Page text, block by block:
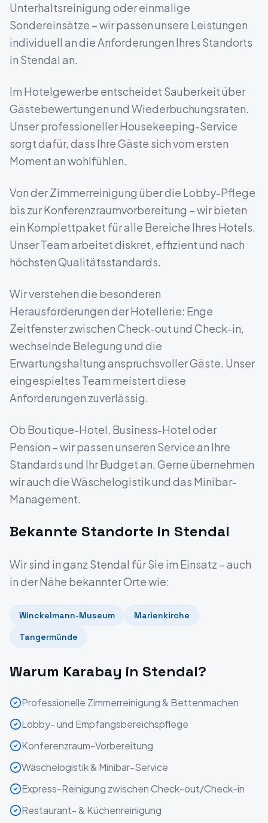
Unterhaltsreinigung oder einmalige
Sondereinsätze – wir passen unsere Leistungen
individuell an die Anforderungen Ihres Standorts
in Stendal an.
Im Hotelgewerbe entscheidet Sauberkeit über
Gästebewertungen und Wiederbuchungsraten.
Unser professioneller Housekeeping-Service
sorgt dafür, dass Ihre Gäste sich vom ersten
Moment an wohlfühlen.
Von der Zimmerreinigung über die Lobby-Pflege
bis zur Konferenzraumvorbereitung – wir bieten
ein Komplettpaket für alle Bereiche Ihres Hotels.
Unser Team arbeitet diskret, effizient und nach
höchsten Qualitätsstandards.
Wir verstehen die besonderen
Herausforderungen der Hotellerie: Enge
Zeitfenster zwischen Check-out und Check-in,
wechselnde Belegung und die
Erwartungshaltung anspruchsvoller Gäste. Unser
eingespieltes Team meistert diese
Anforderungen zuverlässig.
Ob Boutique-Hotel, Business-Hotel oder
Pension – wir passen unseren Service an Ihre
Standards und Ihr Budget an. Gerne übernehmen
wir auch die Wäschelogistik und das Minibar-
Management.
Bekannte Standorte in Stendal
Wir sind in ganz Stendal für Sie im Einsatz – auch
in der Nähe bekannter Orte wie:
Winckelmann-Museum
Marienkirche
Tangermünde
Warum Karabay in Stendal?
Professionelle Zimmerreinigung & Bettenmachen
Lobby- und Empfangsbereichspflege
Konferenzraum-Vorbereitung
Wäschelogistik & Minibar-Service
Express-Reinigung zwischen Check-out/Check-in
Restaurant- & Küchenreinigung